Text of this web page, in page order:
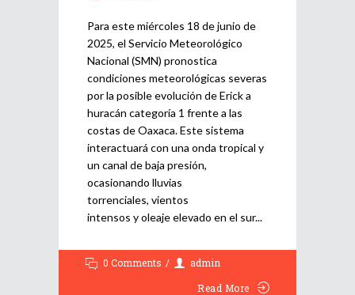
Para este miércoles 18 de junio de
2025, el Servicio Meteorológico
Nacional (SMN) pronostica
condiciones meteorológicas severas
por la posible evolución de Erick a
huracán categoría 1 frente a las
costas de Oaxaca. Este sistema
interactuará con una onda tropical y
un canal de baja presión,
ocasionando lluvias
torrenciales, vientos
intensos y oleaje elevado en el sur
0 Comments
admin
Read More